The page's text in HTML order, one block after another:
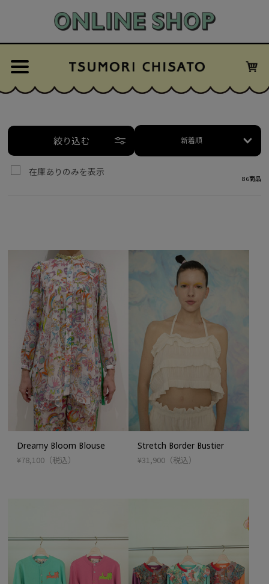
絞り込む 新着順
在庫ありのみを表示
86商品
Dreamy Bloom Blouse
¥78,100 （税込）
Stretch Border Bustier
¥31,900（税込）